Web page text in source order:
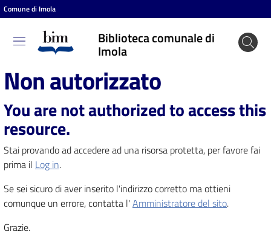
Vai al contenuto
Vai alla navigazione
Vai al footer
Comune di Imola
Biblioteca comunale di
Imola
Biblioteca
comunale
di Imola
Entra
Cosa
puoi
fare
Non autorizzato
You are not authorized to access this
resource.
Stai provando ad accedere ad una risorsa protetta, per favore fai
prima il Log in.
Se sei sicuro di aver inserito l'indirizzo corretto ma ottieni
comunque un errore, contatta l' Amministratore del sito.
Grazie.